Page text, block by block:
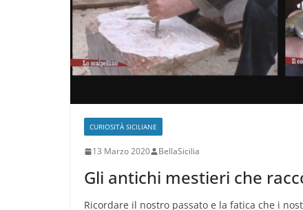
CURIOSITÀ SICILIANE
13 Marzo 2020 BellaSicilia
Gli antichi mestieri che
Ricordare il nostro passato e la fatica che i